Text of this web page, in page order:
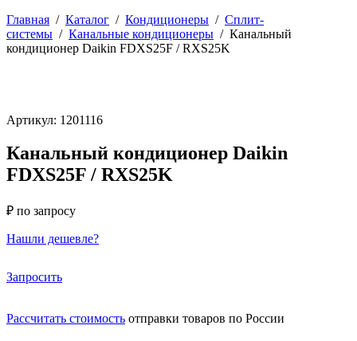
Главная / Каталог / Кондиционеры / Сплит-
системы / Канальные кондиционеры / Канальный
кондиционер Daikin FDXS25F / RXS25K
Артикул: 1201116
Канальный кондиционер Daikin
FDXS25F / RXS25K
₽ по запросу
Нашли дешевле?
Запросить
Рассчитать стоимость отправки товаров по России